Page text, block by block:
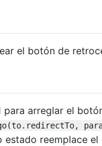
el botón de
para arreglar el
estado reemplace